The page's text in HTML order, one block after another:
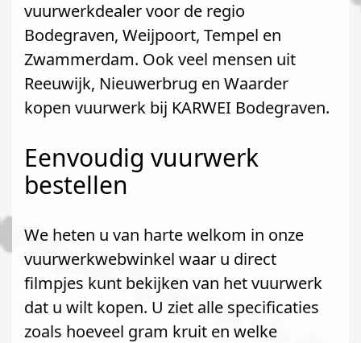
vuurwerkdealer voor de regio
Bodegraven, Weijpoort, Tempel en
Zwammerdam. Ook veel mensen uit
Reeuwijk, Nieuwerbrug en Waarder
kopen vuurwerk bij KARWEI Bodegraven.
Eenvoudig vuurwerk
bestellen
We heten u van harte welkom in onze
vuurwerkwebwinkel waar u direct
filmpjes kunt bekijken van het vuurwerk
dat u wilt kopen. U ziet alle specificaties
zoals hoeveel gram kruit en welke